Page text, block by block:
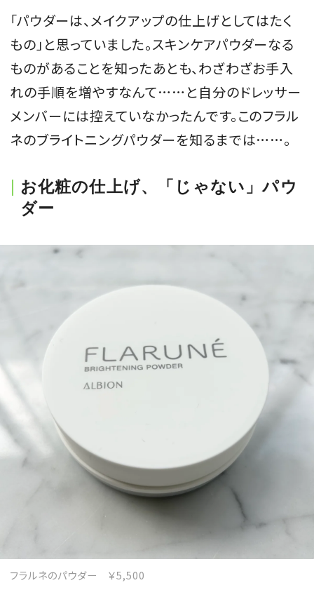
会員登録
Log in or Sign up
「The SPUR Club」。便利な機能と特典を無料で楽し
めます。
MAGAZINE
SPUR 2026 JULY
2026年9月号
2026-07-23発売
「パウダーは、メイクアップの仕上げとしてはたく
もの」と思っていました。スキンケアパウダーなる
ものがあることを知ったあとも、わざわざお手入
れの手順を増やすなんて……と自分のドレッサー
メンバーには控えていなかったんです。このフラル
ネのブライトニングパウダーを知るまでは……。
お化粧の仕上げ、「じゃない」パウ
ダー
フラルネのパウダー ￥5,500